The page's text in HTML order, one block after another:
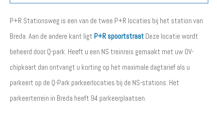
P+R Stationsweg is een van de twee P+R locaties bij het station van
Breda. Aan de andere kant ligt P+R spoortstraat Deze locatie wordt
beheerd door Q-park. Heeft u een NS treinreis gemaakt met uw OV-
chipkaart dan ontvangt u korting op het maximale dagtarief als u
parkeert op de Q-Park parkeerlocaties bij de NS-stations. Het
parkeerterrein in Breda heeft 94 parkeerplaatsen.